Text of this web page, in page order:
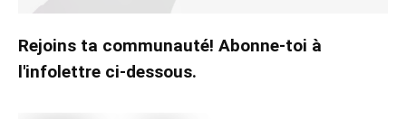
Rejoins ta communauté! Abonne-toi à
l'infolettre ci-dessous.